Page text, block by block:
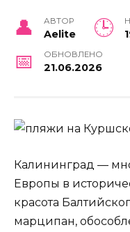
АВТОР
Aelite
ОБНОВЛЕНО
21.06.2026
Калининград —
Европы в
красота
марципан,